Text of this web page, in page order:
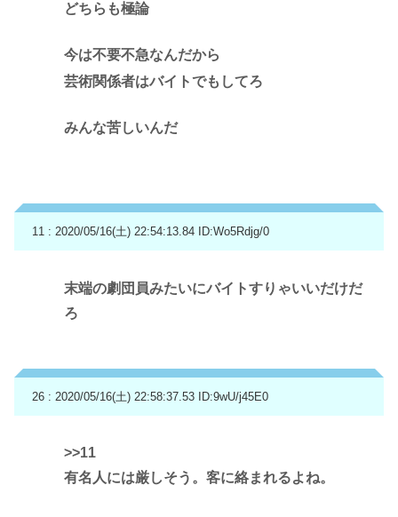
どちらも極論
今は不要不急なんだから
芸術関係者はバイトでもしてろ
みんな苦しいんだ
11 : 2020/05/16(土) 22:54:13.84 ID:Wo5Rdjg/0
末端の劇団員みたいにバイトすりゃいいだけだ
ろ
26 : 2020/05/16(土) 22:58:37.53 ID:9wU/j45E0
>>11
有名人には厳しそう。客に絡まれるよね。